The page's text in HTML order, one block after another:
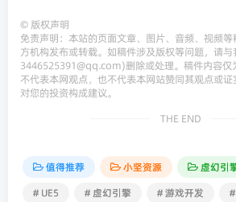
©版权声明
免责声明：本站的页面文章、图片、音频、视频
方机构发布或转载。如稿件涉及版权等问题，请与
3446525391@qq.com)删除或处理。稿件内容仅
不代表本网观点，也不代表本网站赞同其观点或
对您的投资构成建议。
THE END
值得推荐 小坚资源
虚幻引
# UE5
# 虚幻引擎 # 游戏开发